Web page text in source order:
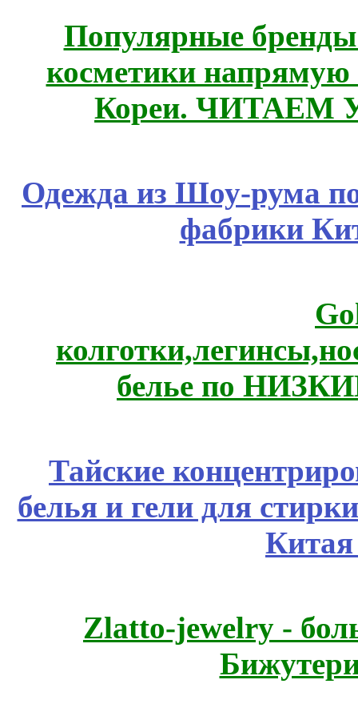
Популярные
косметики
Кореи. ЧИТАЕМ
Одежда из Шоу-рума
фабрики
белье по
Тайские
белья и гели для
Zlatto-jewelry -